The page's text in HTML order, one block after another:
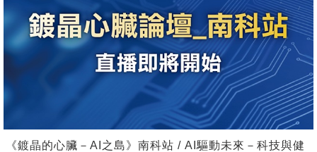
《鍍晶的心臟－AI之島》南科站 / AI驅動未來－科技與健